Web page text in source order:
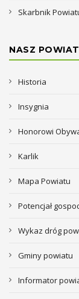
Skarbnik
NASZ POWIAT
Historia
Insygnia
Honorowi
Karlik
Mapa Powiatu
Potencjał
Wykaz dróg
Gminy powiatu
Informator